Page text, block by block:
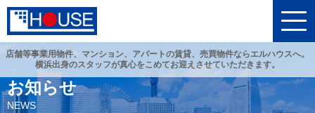
店舗等事業用物件、マンション、アパートの賃貸、売買物件ならエルハウスへ。
横浜出身のスタッフが真心をこめてお迎えさせていただきます。
お知らせ
NEWS